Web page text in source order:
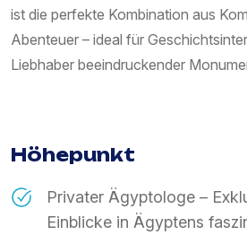
ist die perfekte Kombination aus
Abenteuer – ideal für
Liebhaber beeindruckender
Höhepunkt
Privater Ägyptologe –
Einblicke in Ägyptens